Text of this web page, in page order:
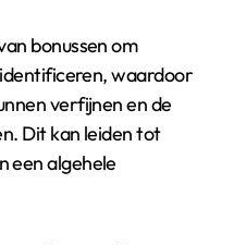
bonussen om
waardoor
verfijnen en de
Dit kan leiden tot
een algehele